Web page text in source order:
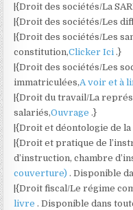
|{Droit des sociétés/La
|{Droit des sociétés/Les
|{Droit des sociétés/Les
constitution,Clicker Ici.}
|{Droit des sociétés/Les
immatriculées,A voir et à
|{Droit du travail/La
salariés,Ouvrage.}
|{Droit et déontologie de
|{Droit et pratique de
d’instruction, chambre
couverture). Disponible
|{Droit fiscal/Le régime
livre. Disponible dans